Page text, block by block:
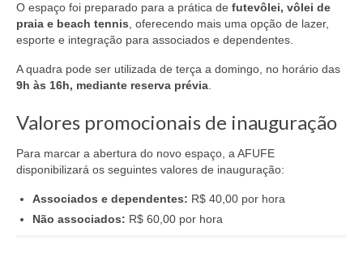
O espaço foi preparado para a prática de futevôlei, vôlei de
praia e beach tennis, oferecendo mais uma opção de lazer,
esporte e integração para associados e dependentes.
A quadra pode ser utilizada de terça a domingo, no horário das
9h às 16h, mediante reserva prévia.
Valores promocionais de inauguração
Para marcar a abertura do novo espaço, a AFUFE
disponibilizará os seguintes valores de inauguração:
Associados e dependentes: R$ 40,00 por hora
Não associados: R$ 60,00 por hora